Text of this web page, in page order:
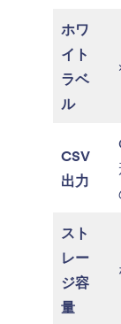
ホワ
イト
ラベ
ル
CSV
出力
スト
レー
ジ容
量